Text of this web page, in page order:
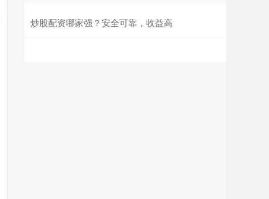
炒股配资哪家强？安全可靠，收益高